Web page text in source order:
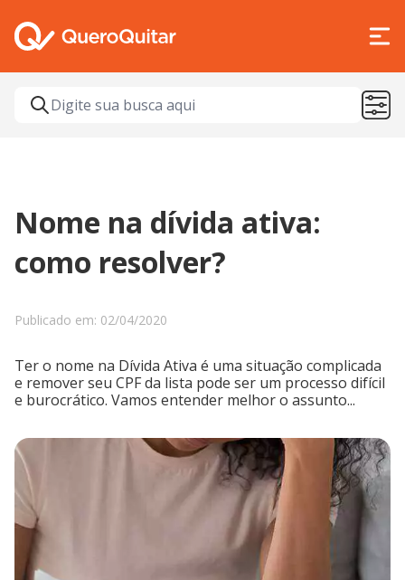
Nome na dívida ativa:
como resolver?
Publicado em: 02/04/2020
Ter o nome na Dívida Ativa é uma situação complicada
e remover seu CPF da lista pode ser um processo difícil
e burocrático. Vamos entender melhor o assunto...